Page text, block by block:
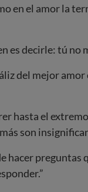
en el amor la
es decirle: tú no
del mejor
hasta el
son
hacer preguntas